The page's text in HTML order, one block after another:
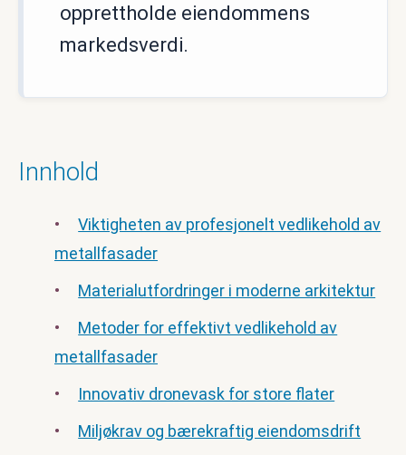
opprettholde eiendommens
markedsverdi.
Innhold
Viktigheten av profesjonelt vedlikehold av
metallfasader
Materialutfordringer i moderne arkitektur
Metoder for effektivt vedlikehold av
metallfasader
Innovativ dronevask for store flater
Miljøkrav og bærekraftig eiendomsdrift